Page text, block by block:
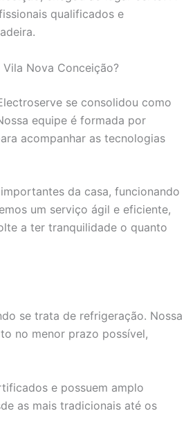
qualificados e
Nova Conceição?
se consolidou como
equipe é formada por
acompanhar as tecnologias
da casa, funcionando
um serviço ágil e eficiente,
a ter tranquilidade o quanto
se trata de refrigeração. Nossa
no menor prazo possível,
e possuem amplo
as mais tradicionais até os